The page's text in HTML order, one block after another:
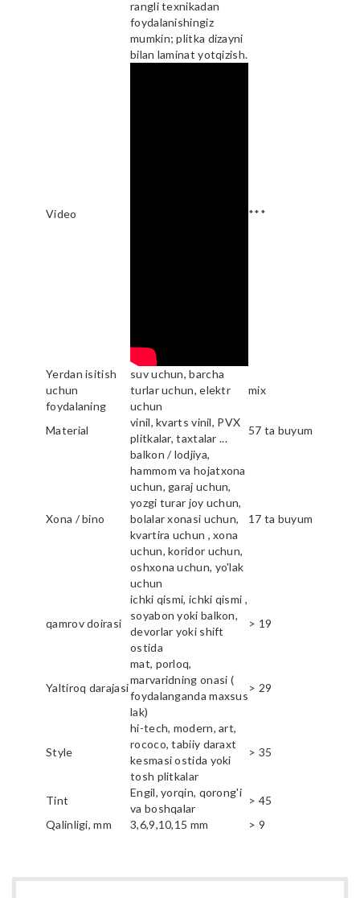
rangli texnikadan
foydalanishingiz
mumkin; plitka dizayni
bilan laminat yotqizish.
Video ***
Yerdan isitish
uchun
foydalaning
suv uchun, barcha
turlar uchun, elektr
uchun
mix
Material
vinil, kvarts vinil, PVX
plitkalar, taxtalar ...
57 ta buyum
Xona / bino
balkon / lodjiya,
hammom va hojatxona
uchun, garaj uchun,
yozgi turar joy uchun,
bolalar xonasi uchun,
kvartira uchun , xona
uchun, koridor uchun,
oshxona uchun, yo'lak
uchun
17 ta buyum
qamrov doirasi
ichki qismi, ichki qismi ,
soyabon yoki balkon,
devorlar yoki shift
ostida
> 19
Yaltiroq darajasi
mat, porloq,
marvaridning onasi (
foydalanganda maxsus
lak)
> 29
Style
hi-tech, modern, art,
rococo, tabiiy daraxt
kesmasi ostida yoki
tosh plitkalar
> 35
Tint
Engil, yorqin, qorong'i
va boshqalar
> 45
Qalinligi, mm
3,6,9,10,15 mm > 9